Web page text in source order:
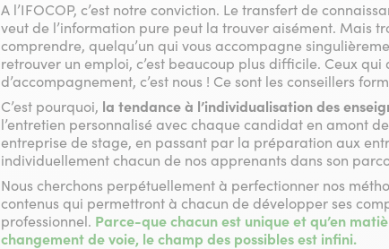
A l’IFOCOP, c’est notre conviction. Le transfert de
veut de l’information pure peut la trouver aisément. Mais
comprendre, quelqu’un qui vous accompagne
retrouver un emploi, c’est beaucoup plus difficile. Ceux
d’accompagnement, c’est nous ! Ce sont les conseillers
C’est pourquoi, la tendance à l’individualisation des
l’entretien personnalisé avec chaque candidat en amont
entreprise de stage, en passant par la préparation aux
individuellement chacun de nos apprenants dans son
Nous cherchons perpétuellement à perfectionner nos
contenus qui permettront à chacun de développer ses
professionnel. Parce-que chacun est unique et qu’en
changement de voie, le champ des possibles est infini.